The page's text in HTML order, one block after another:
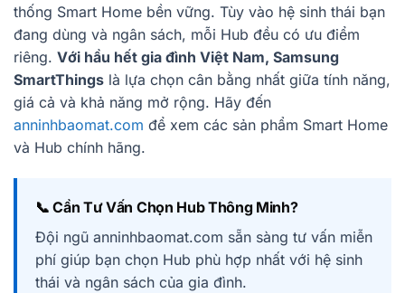
thống Smart Home bền vững. Tùy vào hệ sinh thái bạn
đang dùng và ngân sách, mỗi Hub đều có ưu điểm
riêng. Với hầu hết gia đình Việt Nam, Samsung
SmartThings là lựa chọn cân bằng nhất giữa tính năng,
giá cả và khả năng mở rộng. Hãy đến
anninhbaomat.com để xem các sản phẩm Smart Home
và Hub chính hãng.
📞 Cần Tư Vấn Chọn Hub Thông Minh?
Đội ngũ anninhbaomat.com sẵn sàng tư vấn miễn
phí giúp bạn chọn Hub phù hợp nhất với hệ sinh
thái và ngân sách của gia đình.